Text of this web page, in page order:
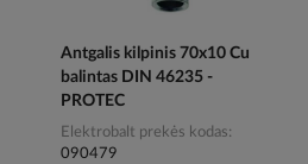
Antgalis kilpinis 70x10 Cu
balintas DIN 46235 -
PROTEC
Elektrobalt prekės kodas
090479